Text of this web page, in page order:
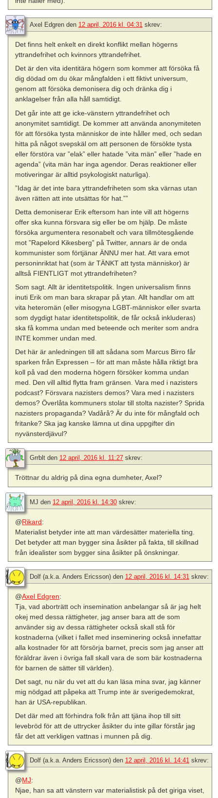
Axel Edgren den 12 april, 2016 kl. 04:31 skrev:
Det finns helt enkelt en direkt konflikt mellan högerns
yttrandefrihet och kvinnors yttrandefrihet.
Det är den vita identitära högern som kommer att försöka få
dig dödad om du ökar mångfalden i ett fiktivt universum,
genom att försöka demonisera dig och dränka dig i
anklagelser från alla håll samtidigt.
Det går inte att ge icke-vänstern yttrandefrihet och
anonymitet samtidigt. De kommer att använda anonymiteten
för att försöka tysta människor de inte håller med, och sedan
hitta på något svepskäl om att personen de försökte tysta
eller förstöra var ”elak” eller hatade ”vita män” eller ”hade en
agenda” (vita män har inga agendor. Deras reaktioner eller
motiveringar är alltid psykologiskt naturliga).
”Idag är det inte bara yttrandefriheten som ska värnas utan
även rätten att inte utsättas för hat.””
Detta demoniserar Erik eftersom han inte vill att högerns
offer ska kunna försvara sig eller be om hjälp. De måste
försöka argumentera resonabelt och vara tillmötesgående
mot ”Rapelord Kikesberg” på Twitter, annars är de onda
kommunister som förtjänar ÄNNU mer hat. Att vara emot
personinriktat hat (som är TÄNKT att tysta människor) är
alltså FIENTLIGT mot yttrandefriheten?
Som sagt. Allt är identitetspolitik. Ingen universalism finns
inuti Erik om man bara skrapar på ytan. Allt handlar om att
vita heteromän (eller misogyna LGBT-människor eller svarta
som dygdigt hatar identitetspolitik, de får också inkluderas)
ska få komma undan med beteende och meriter som andra
INTE kommer undan med.
Det här är anledningen till att sådana som Marcus Birro får
sparken från Expressen – för att man måste hålla riktigt bra
koll på vad den moderna högern försöker komma undan
med. Den vill alltid flytta fram gränsen. Vara med i nazisters
podcast? Försvara nazisters demos? Vara med i nazisters
demos? Överlåta kommuners stolar till stolta nazister? Sprida
nazisters propaganda? Vadårå? Är du inte för mångfald och
fritanke? Ska jag kanske lämna ut dina uppgifter din
nyvänsterdjävul?
Grrblt den 12 april, 2016 kl. 11:27 skrev:
Tröttnar du aldrig på dina egna dumheter, Axel?
MJ den 12 april, 2016 kl. 14:30 skrev:
@Rikard:
Materialist betyder inte att man värdesätter materiella ting.
Det betyder att man bygger sina åsikter på fakta, till skillnad
från idealister som bygger sina åsikter på önskningar.
Dolf (a.k.a. Anders Ericsson) den 12 april, 2016 kl. 14:31 skrev:
@Axel Edgren:
Tja, vad aborträtt och insemination anbelangar så är jag helt
okej med dessa rättigheter, jag anser bara att de som
använder sig av dessa rättigheter också skall stå för
kostnaderna (vilket i fallet med inseminering också innefattar
alla kostnader för att försörja barnet, precis som jag anser att
föräldrar även i övriga fall skall vara de som bär kostnaderna
för barnen de sätter till världen).
Det sagt, nu när du vet att du kan läsa mina svar, jag känner
mig nödgad att påpeka att Trump inte är sverigedemokrat,
han är USA-republikan.
Det där med att förhindra folk från att tjäna ihop till sitt
levebröd för att de uttrycker åsikter du inte gillar förstår jag
får det att verkligen vattnas i munnen på dig.
Dolf (a.k.a. Anders Ericsson) den 12 april, 2016 kl. 14:41 skrev:
@MJ:
Njae, han sa att vänstern var materialistisk på det giriga viset,